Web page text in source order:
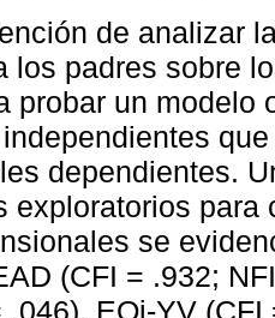
de analizar
los padres sobre
probar un modelo
dependientes.
exploratorios para
se
(CFI = .932;
.046), EQi-YV